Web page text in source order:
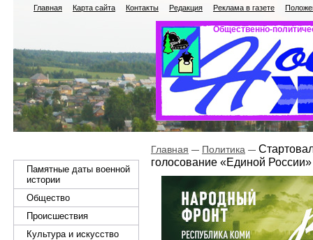
Главная Карта сайта Контакты Редакция Реклама в газете
Общественно-
Памятные даты военной
истории
Общество
Происшествия
Культура и искусство
Главная Политика
голосование «Единой России»